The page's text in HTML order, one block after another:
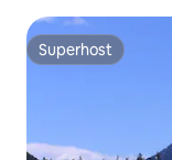
Superhost
Superhost